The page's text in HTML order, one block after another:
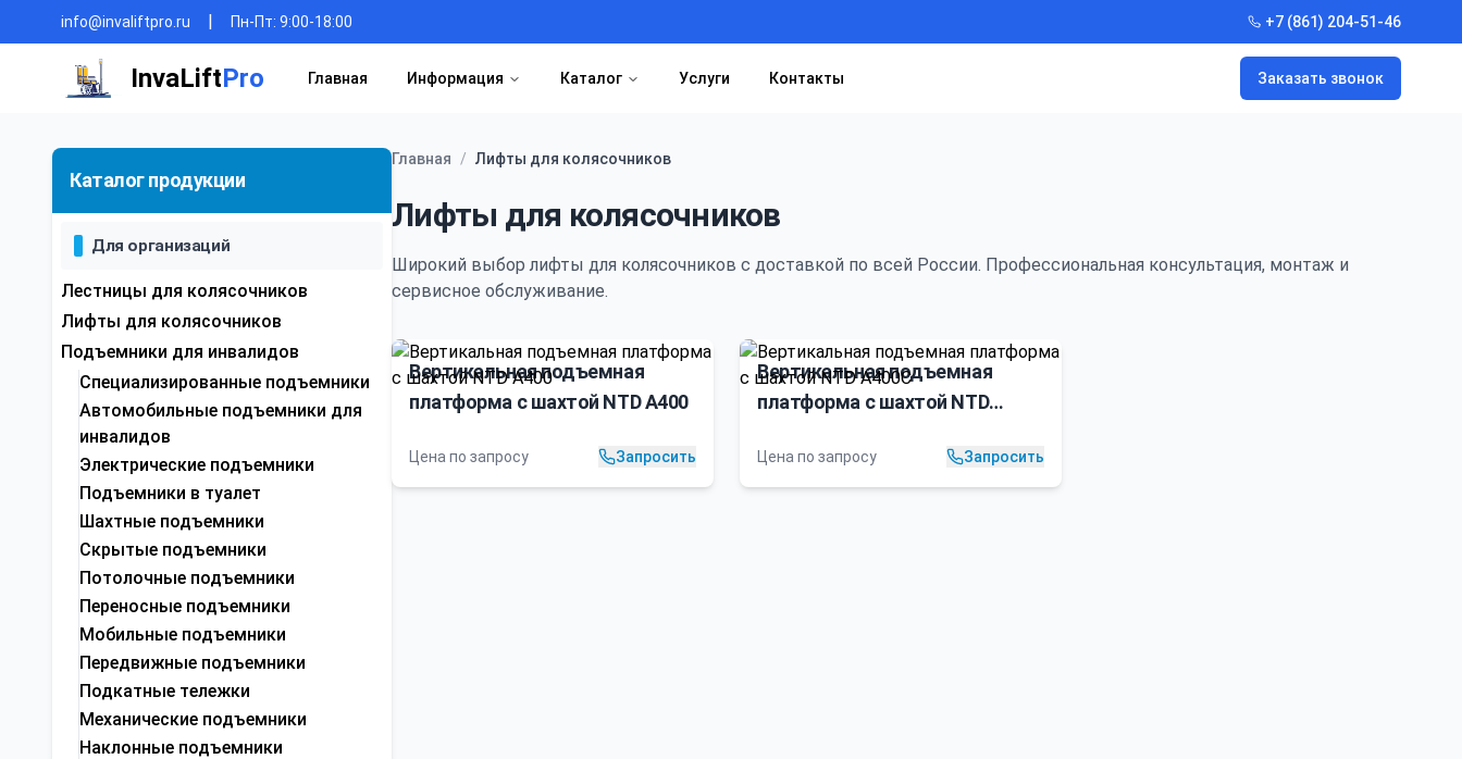
info@invaliftpro.ru | Пн-Пт: 9:00-18:00 +7 (861) 204-51-46
InvaLiftPro Главная Информация Каталог Услуги Контакты Заказать звонок
Каталог продукции
Для организаций
Лестницы для колясочников
Лифты для колясочников
Подъемники для инвалидов
Специализированные подъемники
Автомобильные подъемники для
инвалидов
Электрические подъемники
Подъемники в туалет
Шахтные подъемники
Скрытые подъемники
Потолочные подъемники
Переносные подъемники
Мобильные подъемники
Передвижные подъемники
Подкатные тележки
Механические подъемники
Наклонные подъемники
Главная / Лифты для колясочников
Лифты для колясочников
Широкий выборлифты для колясочников с доставкой по всей России. Профессиональная консультация, монтаж и
сервисное обслуживание.
Вертикальная подъемная
платформа с шахтой NTD A400
Цена по запросу Запросить
Вертикальная подъемная
платформа с шахтой NTD
Цена по запросу Запросить